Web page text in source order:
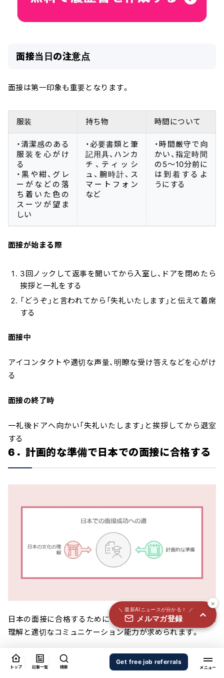
トップ 記事一覧 検索
Get free job referrals
面接当日の注意点
面接は第一印象も重要となります。
服装 持ち物 時間について
・清潔感のある
服装を心がけ
る
・黒や紺、グレ
ーがなどの落
ち着いた色の
スーツが望ま
しい
・必要書類と筆
記用具、ハンカ
チ、ティッシ
ュ、腕時計、ス
マートフォン
など
・時間厳守で向
かい、指定時間
の5〜10分前に
は到着するよ
うにする
面接が始まる際
3回ノックして返事を聞いてから入室し、ドアを閉めたら
挨拶と一礼をする
「どうぞ」と言われてから「失礼いたします」と伝えて着席
する
面接中
アイコンタクトや適切な声量、明瞭な受け答えなどを心がけ
る
面接の終了時
一礼後ドアへ向かい「失礼いたします」と挨拶してから退室
する
6．計画的な準備で日本での面接に合格する
日本の面接に合格するためには技術力だけでなく、文化的な
理解と適切なコミュニケーション能力が求められます。
外国人エンジニアならではの強みを活かしつつ、日本企業が
重視する要素を理解し計画的な準備を行うことが成功への
＼ 最新AIニュースが分かる！ ／
メルマガ登録
×
＼ 最新AIニュースが分かる！ ／
国内外100＋メディアのAIニュースをまとめて配信
メールアドレス 必須
個人情報の取り扱いに同意する
個人情報の取り扱いについてはこちらから
送信する